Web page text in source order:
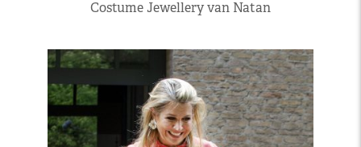
Costume Jewellery van Natan